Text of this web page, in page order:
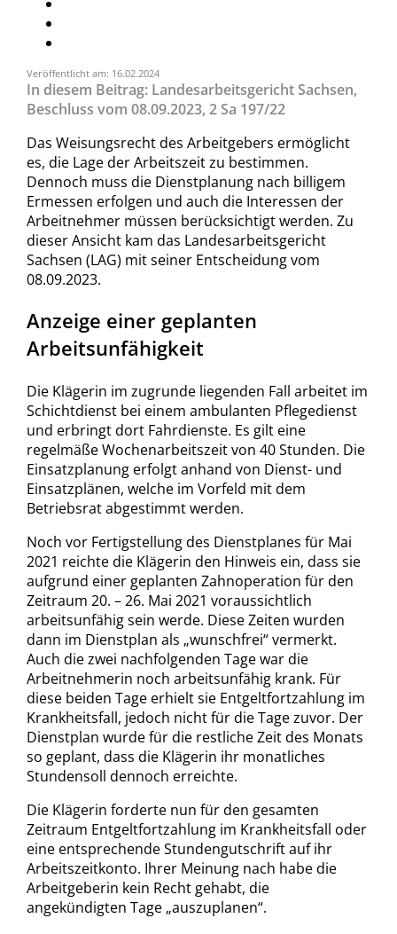
Veröffentlicht am: 16.02.2024
In diesem Beitrag: Landesarbeitsgericht Sachsen,
Beschluss vom 08.09.2023, 2 Sa 197/22
Das Weisungsrecht des Arbeitgebers ermöglicht
es, die Lage der Arbeitszeit zu bestimmen.
Dennoch muss die Dienstplanung nach billigem
Ermessen erfolgen und auch die Interessen der
Arbeitnehmer müssen berücksichtigt werden. Zu
dieser Ansicht kam das Landesarbeitsgericht
Sachsen (LAG) mit seiner Entscheidung vom
08.09.2023.
Anzeige einer geplanten
Arbeitsunfähigkeit
Die Klägerin im zugrunde liegenden Fall arbeitet im
Schichtdienst bei einem ambulanten Pflegedienst
und erbringt dort Fahrdienste. Es gilt eine
regelmäße Wochenarbeitszeit von 40 Stunden. Die
Einsatzplanung erfolgt anhand von Dienst- und
Einsatzplänen, welche im Vorfeld mit dem
Betriebsrat abgestimmt werden.
Noch vor Fertigstellung des Dienstplanes für Mai
2021 reichte die Klägerin den Hinweis ein, dass sie
aufgrund einer geplanten Zahnoperation für den
Zeitraum 20. – 26. Mai 2021 voraussichtlich
arbeitsunfähig sein werde. Diese Zeiten wurden
dann im Dienstplan als „wunschfrei“ vermerkt.
Auch die zwei nachfolgenden Tage war die
Arbeitnehmerin noch arbeitsunfähig krank. Für
diese beiden Tage erhielt sie Entgeltfortzahlung im
Krankheitsfall, jedoch nicht für die Tage zuvor. Der
Dienstplan wurde für die restliche Zeit des Monats
so geplant, dass die Klägerin ihr monatliches
Stundensoll dennoch erreichte.
Die Klägerin forderte nun für den gesamten
Zeitraum Entgeltfortzahlung im Krankheitsfall oder
eine entsprechende Stundengutschrift auf ihr
Arbeitszeitkonto. Ihrer Meinung nach habe die
Arbeitgeberin kein Recht gehabt, die
angekündigten Tage „auszuplanen“.